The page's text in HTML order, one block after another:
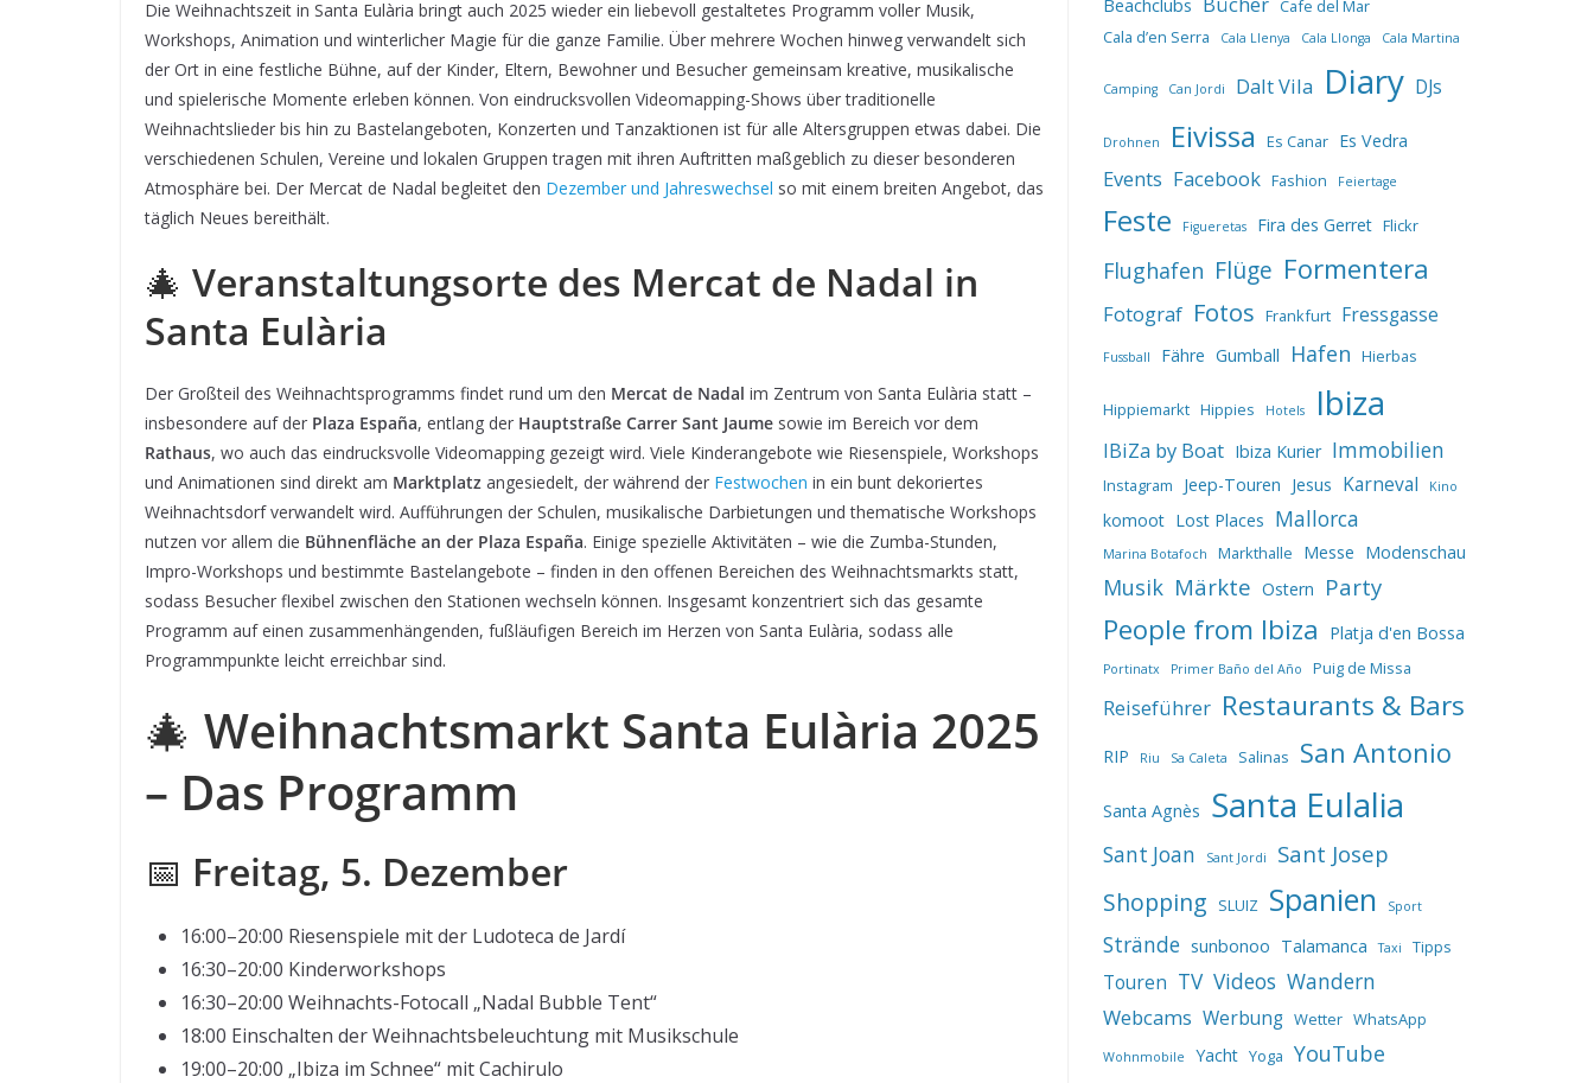
Die Weihnachtszeit in Santa Eulària bringt auch 2025 wieder ein liebevoll gestaltetes Programm voller Musik,
Workshops, Animation und winterlicher Magie für die ganze Familie. Über mehrere Wochen hinweg verwandelt sich
der Ort in eine festliche Bühne, auf der Kinder, Eltern, Bewohner und Besucher gemeinsam kreative, musikalische
und spielerische Momente erleben können. Von eindrucksvollen Videomapping-Shows über traditionelle
Weihnachtslieder bis hin zu Bastelangeboten, Konzerten und Tanzaktionen ist für alle Altersgruppen etwas dabei. Die
verschiedenen Schulen, Vereine und lokalen Gruppen tragen mit ihren Auftritten maßgeblich zu dieser besonderen
Atmosphäre bei. Der Mercat de Nadal begleitet den Dezember und Jahreswechsel so mit einem breiten Angebot, das
täglich Neues bereithält.
🎄 Veranstaltungsorte des Mercat de Nadal in
Santa Eulària
Der Großteil des Weihnachtsprogramms findet rund um den Mercat de Nadal im Zentrum von Santa Eulària statt –
insbesondere auf der Plaza España, entlang der Hauptstraße Carrer Sant Jaume sowie im Bereich vor dem
Rathaus, wo auch das eindrucksvolle Videomapping gezeigt wird. Viele Kinderangebote wie Riesenspiele, Workshops
und Animationen sind direkt am Marktplatz angesiedelt, der während der Festwochen in ein bunt dekoriertes
Weihnachtsdorf verwandelt wird. Aufführungen der Schulen, musikalische Darbietungen und thematische Workshops
nutzen vor allem die Bühnenfläche an der Plaza España. Einige spezielle Aktivitäten – wie die Zumba-Stunden,
Impro-Workshops und bestimmte Bastelangebote – finden in den offenen Bereichen des Weihnachtsmarkts statt,
sodass Besucher flexibel zwischen den Stationen wechseln können. Insgesamt konzentriert sich das gesamte
Programm auf einen zusammenhängenden, fußläufigen Bereich im Herzen von Santa Eulària, sodass alle
Programmpunkte leicht erreichbar sind.
🎄 Weihnachtsmarkt Santa Eulària 2025
– Das Programm
📅 Freitag, 5. Dezember
16:00–20:00 Riesenspiele mit der Ludoteca de Jardí
16:30–20:00 Kinderworkshops
16:30–20:00 Weihnachts-Fotocall „Nadal Bubble Tent“
18:00 Einschalten der Weihnachtsbeleuchtung mit Musikschule
19:00–20:00 „Ibiza im Schnee“ mit Cachirulo
Beachclubs
Cafe del Mar
Cala d’en Serra
Cala Llenya Cala Llonga Cala Martina
Camping Can Jordi Dalt Vila Diary DJs
Drohnen Eivissa Es Canar Es Vedra
Events Facebook Fashion Feiertage
Feste Figueretas Fira des Gerret Flickr
Flughafen Flüge Formentera
Fotograf Fotos Frankfurt Fressgasse
Fussball Fähre Gumball Hafen Hierbas
Hippiemarkt Hippies Hotels Ibiza
IBiZa by Boat Ibiza Kurier Immobilien
Instagram Jeep-Touren Jesus Karneval Kino
komoot Lost Places Mallorca
Marina Botafoch Markthalle Messe Modenschau
Musik Märkte Ostern Party
People from Ibiza Platja d'en Bossa
Portinatx Primer Baño del Año Puig de Missa
Reiseführer Restaurants & Bars
RIP Riu Sa Caleta Salinas San Antonio
Santa Agnès Santa Eulalia
Sant Joan Sant Jordi Sant Josep
Shopping SLUIZ Spanien Sport
Strände sunbonoo Talamanca Taxi Tipps
Touren TV Videos Wandern
Webcams Werbung Wetter WhatsApp
Wohnmobile Yacht Yoga YouTube